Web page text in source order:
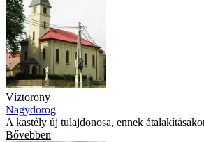
Víztorony
Nagydorog
A kastély új tulajdonosa, ennek
Bővebben